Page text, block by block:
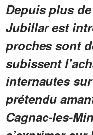
Depuis plus
Jubillar est
proches sont
subissent
internautes
prétendu
Cagnac-les-